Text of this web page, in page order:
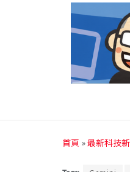
首頁 »最新科技